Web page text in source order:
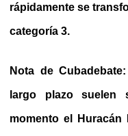
rápidamente se
categoría 3.
Nota de
largo plazo suelen
momento el Huracán